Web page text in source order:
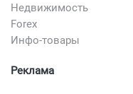
Недвижимость
Forex
Инфо-товары
Реклама